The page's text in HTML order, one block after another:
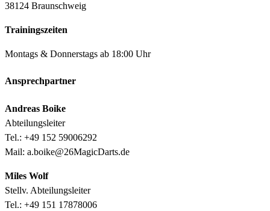
38124 Braunschweig
Trainingszeiten
Montags & Donnerstags ab 18:00 Uhr
Ansprechpartner
Andreas Boike
Abteilungsleiter
Tel.: +49 152 59006292
Mail: a.boike@26MagicDarts.de
Miles Wolf
Stellv. Abteilungsleiter
Tel.: +49 151 17878006